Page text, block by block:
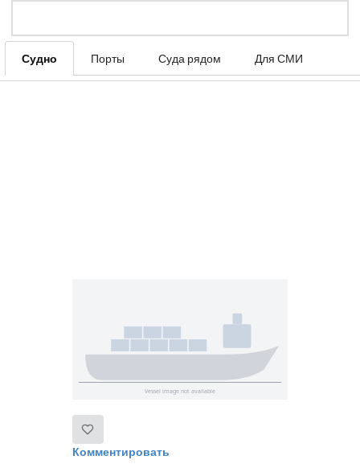
Судно Порты Суда рядом Для СМИ
Комментировать